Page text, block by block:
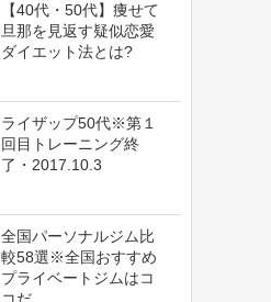
【40代・50代】痩せて
旦那を見返す疑似恋愛
ダイエット法とは?
ライザップ50代※第１
回目トレーニング終
了・2017.10.3
全国パーソナルジム比
較58選※全国おすすめ
プライベートジムはコ